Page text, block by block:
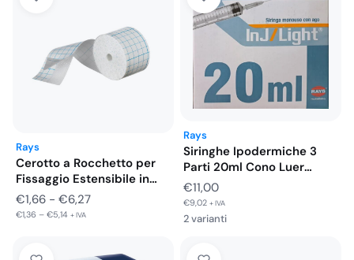
Rays
Cerotto a Rocchetto per
Fissaggio Estensibile in
TNT…
€1,66 - €6,27Fascia
da
€1,36 – €5,14 + IVA
Rays
Siringhe Ipodermiche 3
Parti 20ml Cono Luer
Centrale…
€11,00
€9,02 + IVA
2 varianti